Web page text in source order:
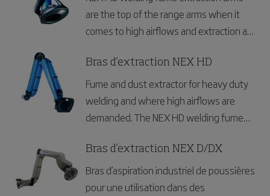
are the top of the range arms when it
comes to high airflows and extraction at
extractor are specially designed for
working environments with very heavy
smoke, vapours or non explosive dust.
Bras d'extraction NEX HD
Fume and dust extractor for heavy duty
welding and where high airflows are
demanded. The NEX HD welding fume
line for high airflows and extraction of
fume and dust at higher temperatures.
Bras d'extraction NEX D/DX
Bras d’aspiration industriel de poussières
pour une utilisation dans des